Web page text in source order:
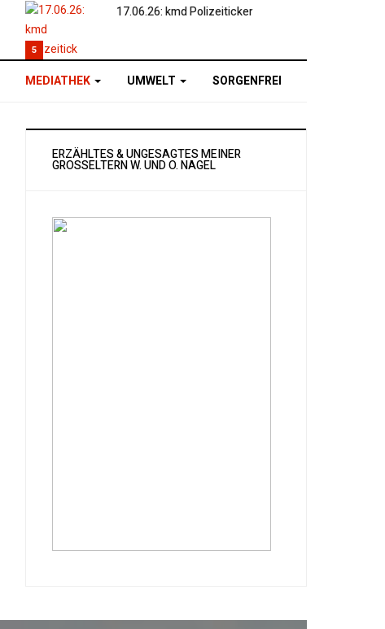
5
17.06.26: kmd Polizeiticker
MEDIATHEK UMWELT SORGENFREI
ERZÄHLTES & UNGESAGTES MEINER
GROSSELTERN W. UND O. NAGEL